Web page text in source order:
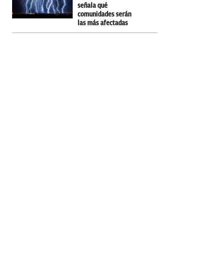
señala qué
comunidades serán
las más afectadas